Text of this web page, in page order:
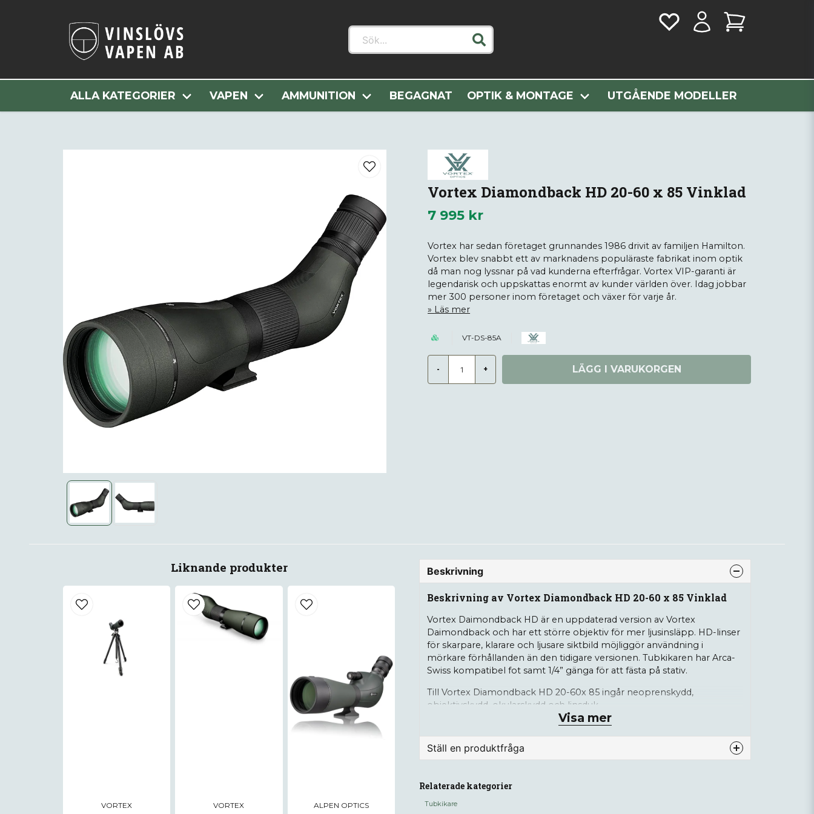
Sök...
ALLA KATEGORIER VAPEN AMMUNITION BEGAGNAT OPTIK & MONTAGE UTGÅENDE MODELLER
Alla Kategorier Optik & Montage Tubkikare Vortex Diamondback HD 20-60 x 85 Vinklad
Vortex Diamondback HD 20-60 x 85 Vinklad
7 995 kr
Vortex har sedan företaget grunnandes 1986 drivit av familjen Hamilton.
Vortex blev snabbt ett av marknadens populäraste fabrikat inom optik
då man nog lyssnar på vad kunderna efterfrågar. Vortex VIP-garanti är
legendarisk och uppskattas enormt av kunder världen över. Idag jobbar
mer 300 personer inom företaget och växer för varje år.
Läs mer
VT-DS-85A
- + LÄGG I VARUKORGEN
Liknande produkter
VORTEX VORTEX ALPEN OPTICS
Beskrivning
Beskrivning av Vortex Diamondback HD 20-60 x 85 Vinklad
Vortex Daimondback HD är en uppdaterad version av Vortex
Daimondback och har ett större objektiv för mer ljusinsläpp. HD-linser
för skarpare, klarare och ljusare siktbild möjliggör användning i
mörkare förhållanden än den tidigare versionen. Tubkikaren har Arca-
Swiss kompatibel fot samt 1/4” gänga för att fästa på stativ.
Till Vortex Diamondback HD 20-60x 85 ingår neoprenskydd,
objektivskydd, okularskydd och linsduk.
Information
Förstoring: 20-60x
Objektivdiameter: 85mm
Synfält: 2,1-1,1° eller 36-20m/1000m
Visa mer
Ställ en produktfråga
Fråga oss något om denna produkten...
Relaterade kategorier
Tubkikare